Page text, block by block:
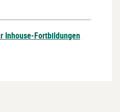
Inhouse-Fortbildungen